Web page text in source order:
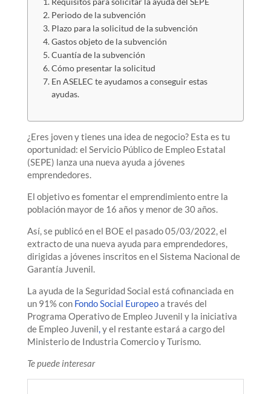
Periodo de la subvención
Plazo para la solicitud de la subvención
Gastos objeto de la subvención
Cuantía de la subvención
Cómo presentar la solicitud
En ASELEC te ayudamos a conseguir estas
ayudas.
¿Eres joven y tienes una idea de negocio? Esta es tu
oportunidad: el Servicio Público de Empleo Estatal
(SEPE) lanza una nueva ayuda a jóvenes
emprendedores.
El objetivo es fomentar el emprendimiento entre la
población mayor de 16 años y menor de 30 años.
Así, se publicó en el BOE el pasado 05/03/2022, el
extracto de una nueva ayuda para emprendedores,
dirigidas a jóvenes inscritos en el Sistema Nacional de
Garantía Juvenil.
La ayuda de la Seguridad Social está cofinanciada en
un 91% con Fondo Social Europeoa través del
Programa Operativo de Empleo Juvenil y la iniciativa
de Empleo Juvenil,y el restante estará a cargo del
Ministerio de Industria Comercio y Turismo.
Te puede interesar